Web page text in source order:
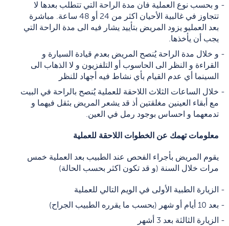
و بحسب نوع العملية فان مدة الراحة التي تتطلب بعدها لا
تتجاوز في غالبية الأحيان اكثر من 24 أو 48 ساعة. مباشرة
بعد العمليو يزود المريض بتأييد يشار فيه الى مدة الراحة التي
يجب أن يأخذها.
و خلال مدة الراحة يُنصح المريض بعدم قيادة السيارة و
القراءة و النظر الى الحاسوب أو التلفزيون و لا الذهاب الى
السينما أي عدم القيام بأي نشاط فيه أجهاد للنظر
خلال الساعات الثلاث اللاحقة للعملية يُنصح بالراحة في البيت
مع أبقاء العينين مغلقتين أذ قد يشعر المريض بثقل فيهما و
تدمعهما و احساس بوجود رمل في العين.
معلومات تهمك عن الخطوات اللاحقة للعملية
يقوم المريض بأجراء الفحص عند الطبيب بعد العملية خمس
مرات خلال السنة (و قد تكون اكثر بحسب الحالة)
الزيارة الطبية الأولى في الويم التالي للعملية
بعد 10 أيام أو شهر (بحسب ما يقرره الطبيب الجراح)
الزيارة الثالثة بعد 3 أشهر